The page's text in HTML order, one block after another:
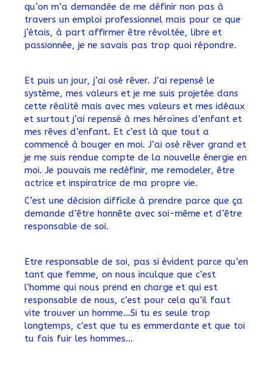
qu’on m’a demandée de me définir non pas à
travers un emploi professionnel mais pour ce que
j’étais, à part affirmer être révoltée, libre et
passionnée, je ne savais pas trop quoi répondre.
Et puis un jour, j’ai osé rêver. J’ai repensé le
système, mes valeurs et je me suis projetée dans
cette réalité mais avec mes valeurs et mes idéaux
et surtout j’ai repensé à mes héroïnes d’enfant et
mes rêves d’enfant. Et c’est là que tout a
commencé à bouger en moi. J’ai osé rêver grand et
je me suis rendue compte de la nouvelle énergie en
moi. Je pouvais me redéfinir, me remodeler, être
actrice et inspiratrice de ma propre vie.
C’est une décision difficile à prendre parce que ça
demande d’être honnête avec soi-même et d’être
responsable de soi.
Etre responsable de soi, pas si évident parce qu’en
tant que femme, on nous inculque que c’est
l’homme qui nous prend en charge et qui est
responsable de nous, c’est pour cela qu’il faut
vite trouver un homme…Si tu es seule trop
longtemps, c‘est que tu es emmerdante et que toi
tu fais fuir les hommes…